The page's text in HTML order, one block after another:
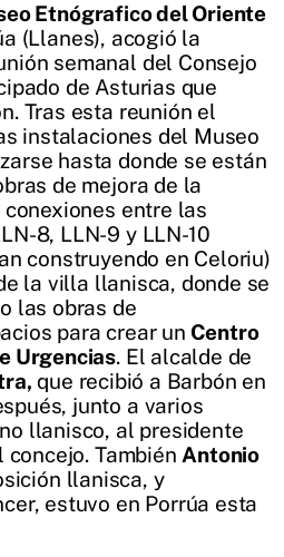
Etnógrafico del Oriente
(Llanes), acogió la
semanal del Consejo
de Asturias que
Tras esta reunión el
instalaciones del Museo
hasta donde se están
de mejora de la
entre las
8, LLN-9 y LLN-10
construyendo en Celoriu)
la villa llanisca, donde se
las obras de
para crear un Centro
Urgencias. El alcalde de
que recibió a Barbón en
junto a varios
llanisco, al presidente
También Antonio
llanisca, y
estuvo en Porrúa esta